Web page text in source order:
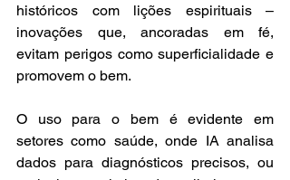
históricos com lições espirituais –
inovações que, ancoradas em fé,
evitam perigos como superficialidade e
promovem o bem.
O uso para o bem é evidente em
setores como saúde, onde IA analisa
dados para diagnósticos precisos, ou